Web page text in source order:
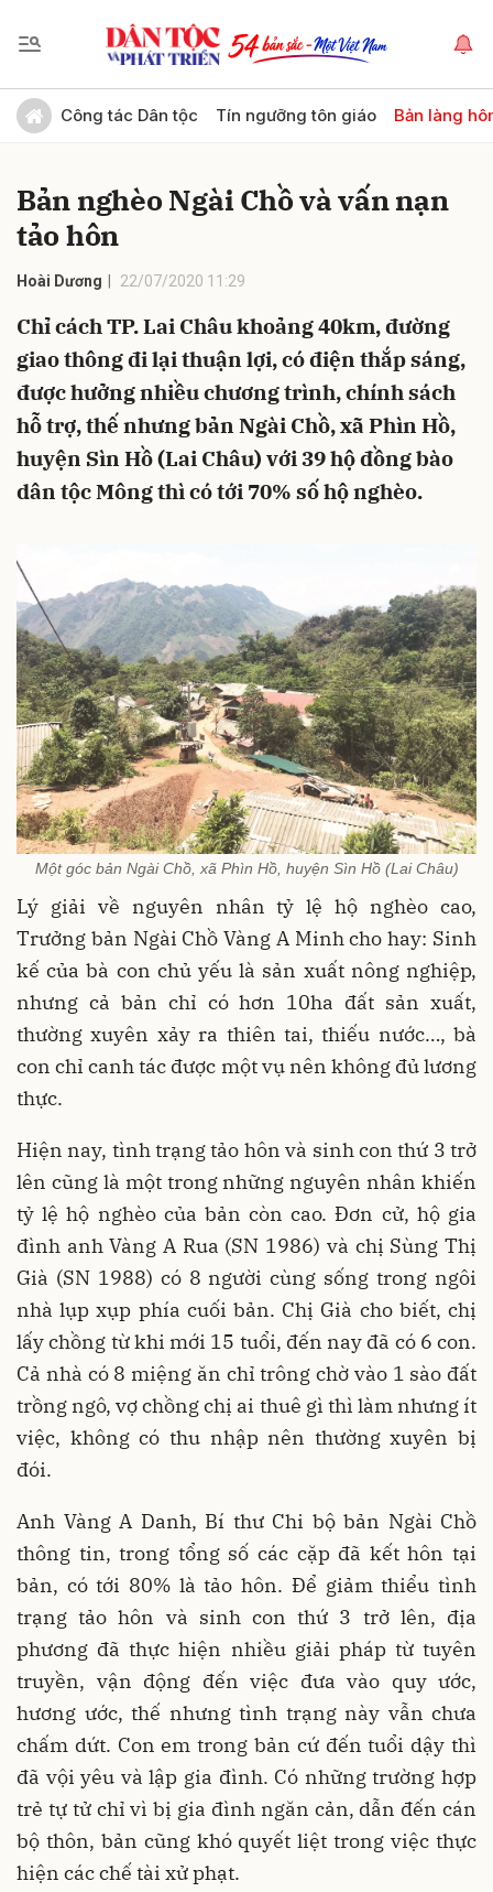
Công tác Dân tộc Tín ngưỡng tôn giáo Bản làng
Bản nghèo Ngài Chồ và vấn nạn
tảo hôn
Hoài Dương 22/07/2020 11:29
Chỉ cách TP. Lai Châu khoảng 40km, đường
giao thông đi lại thuận lợi, có điện thắp sáng,
được hưởng nhiều chương trình, chính sách
hỗ trợ, thế nhưng bản Ngài Chồ, xã Phìn Hồ,
huyện Sìn Hồ (Lai Châu) với 39 hộ đồng bào
dân tộc Mông thì có tới 70% số hộ nghèo.
Một góc bản Ngài Chồ, xã Phìn Hồ, huyện Sìn Hồ (Lai Châu)
Lý giải về nguyên nhân tỷ lệ hộ nghèo cao,
Trưởng bản Ngài Chồ Vàng A Minh cho hay: Sinh
kế của bà con chủ yếu là sản xuất nông nghiệp,
nhưng cả bản chỉ có hơn 10ha đất sản xuất,
thường xuyên xảy ra thiên tai, thiếu nước…, bà
con chỉ canh tác được một vụ nên không đủ lương
thực.
Hiện nay, tình trạng tảo hôn và sinh con thứ 3 trở
lên cũng là một trong những nguyên nhân khiến
tỷ lệ hộ nghèo của bản còn cao. Đơn cử, hộ gia
đình anh Vàng A Rua (SN 1986) và chị Sùng Thị
Già (SN 1988) có 8 người cùng sống trong ngôi
nhà lụp xụp phía cuối bản. Chị Già cho biết, chị
lấy chồng từ khi mới 15 tuổi, đến nay đã có 6 con.
Cả nhà có 8 miệng ăn chỉ trông chờ vào 1 sào đất
trồng ngô, vợ chồng chị ai thuê gì thì làm nhưng ít
việc, không có thu nhập nên thường xuyên bị
đói.
Anh Vàng A Danh, Bí thư Chi bộ bản Ngài Chồ
thông tin, trong tổng số các cặp đã kết hôn tại
bản, có tới 80% là tảo hôn. Để giảm thiểu tình
trạng tảo hôn và sinh con thứ 3 trở lên, địa
phương đã thực hiện nhiều giải pháp từ tuyên
truyền, vận động đến việc đưa vào quy ước,
hương ước, thế nhưng tình trạng này vẫn chưa
chấm dứt. Con em trong bản cứ đến tuổi dậy thì
đã vội yêu và lập gia đình. Có những trường hợp
trẻ tự tử chỉ vì bị gia đình ngăn cản, dẫn đến cán
bộ thôn, bản cũng khó quyết liệt trong việc thực
hiện các chế tài xử phạt.
Gửi bình luận
Hủy Gửi